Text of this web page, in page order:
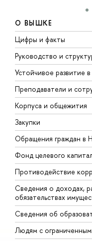
О ВЫШКЕ
Цифры и факты
Руководство и
Устойчивое развитие
Преподаватели и
Корпуса и общежития
Закупки
Обращения граждан
Фонд целевого
Противодействие
Сведения о доходах,
обязательствах
Сведения об
Людям с